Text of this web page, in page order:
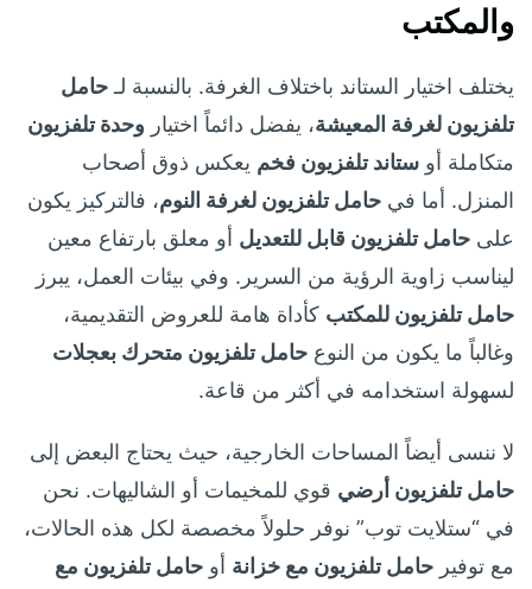
والمكتب
يختلف اختيار الستاند باختلاف الغرفة. بالنسبة لـ حامل
تلفزيون لغرفة المعيشة، يفضل دائماً اختيار وحدة تلفزيون
متكاملة أو ستاند تلفزيون فخم يعكس ذوق أصحاب
المنزل. أما في حامل تلفزيون لغرفة النوم، فالتركيز يكون
على حامل تلفزيون قابل للتعديل أو معلق بارتفاع معين
ليناسب زاوية الرؤية من السرير. وفي بيئات العمل، يبرز
حامل تلفزيون للمكتب كأداة هامة للعروض التقديمية،
وغالباً ما يكون من النوع حامل تلفزيون متحرك بعجلات
لسهولة استخدامه في أكثر من قاعة.
لا ننسى أيضاً المساحات الخارجية، حيث يحتاج البعض إلى
حامل تلفزيون أرضي قوي للمخيمات أو الشاليهات. نحن
في “ستلايت توب” نوفر حلولاً مخصصة لكل هذه الحالات،
مع توفير حامل تلفزيون مع خزانة أو حامل تلفزيون مع